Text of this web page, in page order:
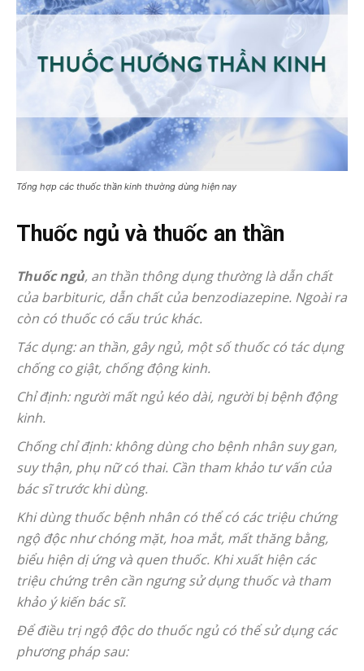
Tổng hợp các thuốc thần kinh thường dùng hiện nay
Thuốc ngủ và thuốc an thần
Thuốc ngủ, an thần thông dụng thường là dẫn chất
của barbituric, dẫn chất của benzodiazepine. Ngoài ra
còn có thuốc có cấu trúc khác.
Tác dụng: an thần, gây ngủ, một số thuốc có tác dụng
chống co giật, chống động kinh.
Chỉ định: người mất ngủ kéo dài, người bị bệnh động
kinh.
Chống chỉ định: không dùng cho bệnh nhân suy gan,
suy thận, phụ nữ có thai. Cần tham khảo tư vấn của
bác sĩ trước khi dùng.
Khi dùng thuốc bệnh nhân có thể có các triệu chứng
ngộ độc như chóng mặt, hoa mắt, mất thăng bằng,
biểu hiện dị ứng và quen thuốc. Khi xuất hiện các
triệu chứng trên cần ngưng sử dụng thuốc và tham
khảo ý kiến bác sĩ.
Để điều trị ngộ độc do thuốc ngủ có thể sử dụng các
phương pháp sau: